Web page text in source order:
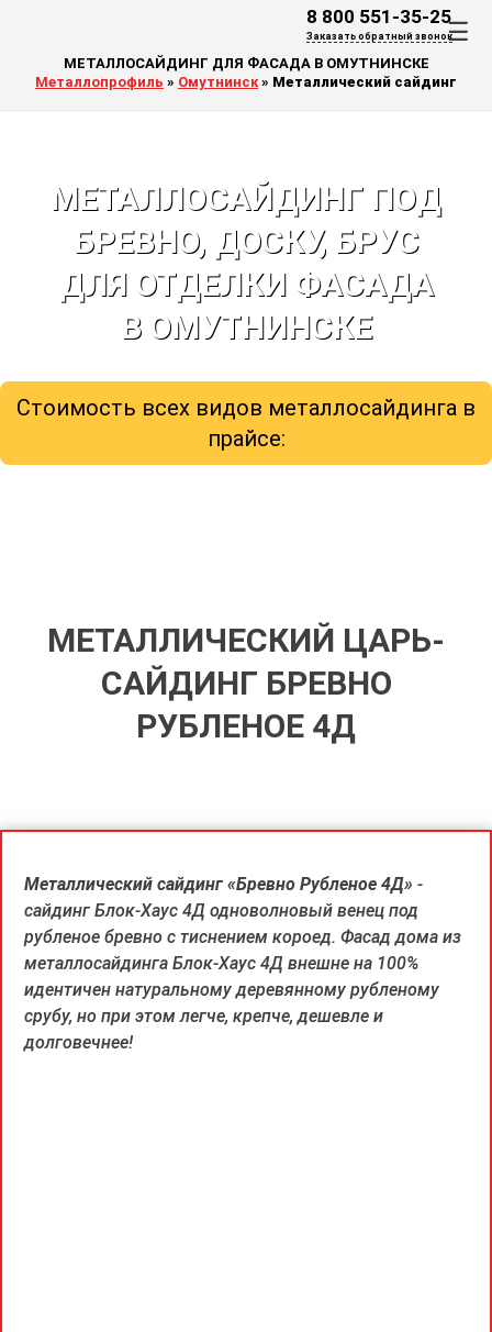
МЕТАЛЛОСАЙДИНГ ДЛЯ ФАСАДА В ОМУТНИНСКЕ
Металлопрофиль » Омутнинск» Металлический сайдинг
8 800 551-35-25
Заказать обратный звонок☰
МЕТАЛЛОСАЙДИНГ ПОД
БРЕВНО, ДОСКУ, БРУС
ДЛЯ ОТДЕЛКИ ФАСАДА
В ОМУТНИНСКЕ
Стоимость всех видов металлосайдинга в
прайсе:
МЕТАЛЛИЧЕСКИЙ ЦАРЬ-
САЙДИНГ БРЕВНО
РУБЛЕНОЕ 4Д
Металлический сайдинг «Бревно Рубленое 4Д» -
сайдинг Блок-Хаус 4Д одноволновый венец под
рубленое бревно c тиснением короед. Фасад дома из
металлосайдинга Блок-Хаус 4Д внешне на 100%
идентичен натуральному деревянному рубленому
срубу, но при этом легче, крепче, дешевле и
долговечнее!